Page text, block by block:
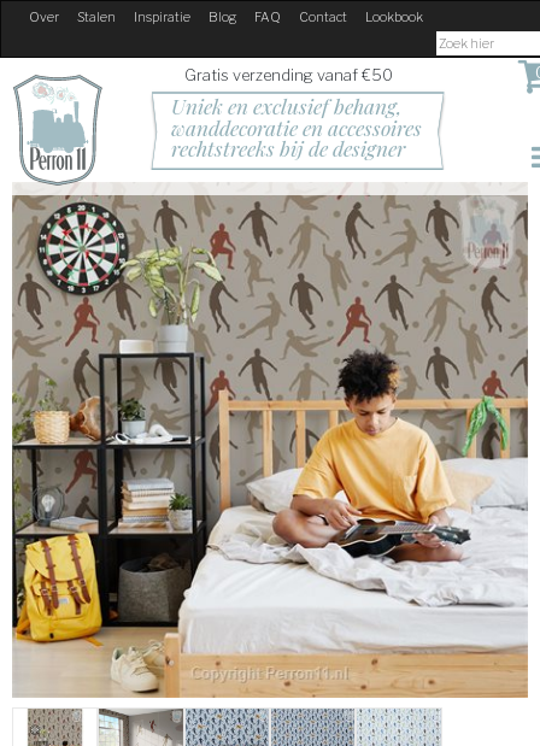
Over Stalen Inspiratie Blog FAQ Contact Lookbook
Gratis verzending vanaf €50
Uniek en exclusief behang,
wanddecoratie en accessoires
rechtstreeks bij de designer